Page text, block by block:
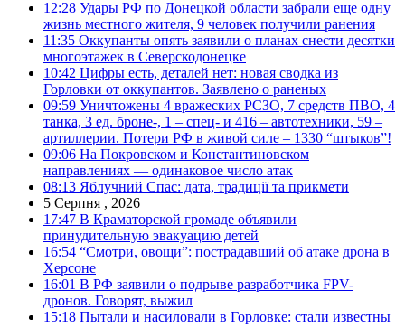
12:28 Удары РФ по Донецкой области забрали еще одну
жизнь местного жителя, 9 человек получили ранения
11:35 Оккупанты опять заявили о планах снести десятки
многоэтажек в Северскодонецке
10:42 Цифры есть, деталей нет: новая сводка из
Горловки от оккупантов. Заявлено о раненых
09:59 Уничтожены 4 вражеских РСЗО, 7 средств ПВО, 4
танка, 3 ед. броне-, 1 – спец- и 416 – автотехники, 59 –
артиллерии. Потери РФ в живой силе – 1330 “штыков”!
09:06 На Покровском и Константиновском
направлениях — одинаковое число атак
08:13 Яблучний Спас: дата, традиції та прикмети
5 Серпня , 2026
17:47 В Краматорской громаде объявили
принудительную эвакуацию детей
16:54 “Смотри, овощи”: пострадавший об атаке дрона в
Херсоне
16:01 В РФ заявили о подрыве разработчика FPV-
дронов. Говорят, выжил
15:18 Пытали и насиловали в Горловке: стали известны